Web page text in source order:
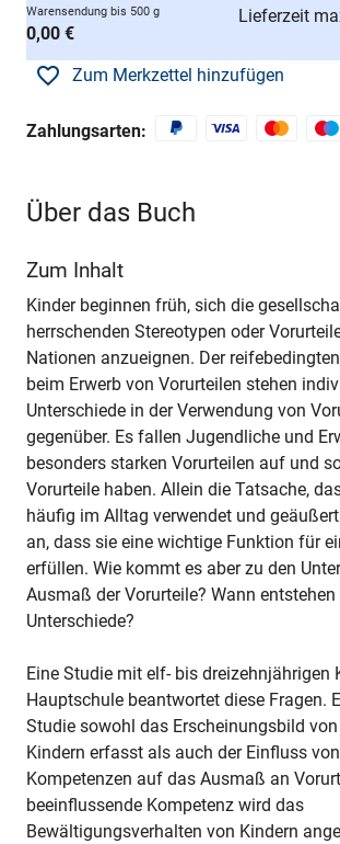
Warensendung bis 500 g
0,00 €
Lieferzeit
Zum Merkzettel hinzufügen
Zahlungsarten:
Über das Buch
Zum Inhalt
Kinder beginnen früh, sich die
herrschenden Stereotypen oder
Nationen anzueignen. Der
beim Erwerb von Vorurteilen stehen
Unterschiede in der Verwendung von
gegenüber. Es fallen Jugendliche und
besonders starken Vorurteilen auf und
Vorurteile haben. Allein die Tatsache,
häufig im Alltag verwendet und
an, dass sie eine wichtige Funktion für
erfüllen. Wie kommt es aber zu den
Ausmaß der Vorurteile? Wann entstehen
Unterschiede?
Eine Studie mit elf- bis dreizehnjährigen
Hauptschule beantwortet diese Fragen.
Studie sowohl das Erscheinungsbild
Kindern erfasst als auch der Einfluss
Kompetenzen auf das Ausmaß an
beeinflussende Kompetenz wird das
Bewältigungsverhalten von Kindern